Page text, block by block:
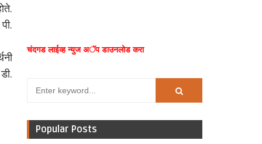
चंदगड लाईव्ह न्युज अॅप डाउनलोड करा
Popular Posts